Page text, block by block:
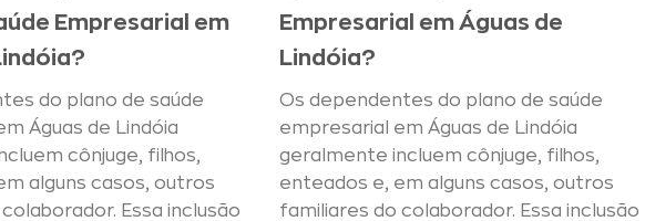
Empresarial em
do plano de saúde
Águas de Lindóia
cônjuge, filhos,
alguns casos, outros
Essa inclusão
Empresarial em Águas de
Lindóia?
Os dependentes do plano de saúde
empresarial em Águas de Lindóia
geralmente incluem cônjuge, filhos,
enteados e, em alguns casos, outros
familiares do colaborador. Essa inclusão